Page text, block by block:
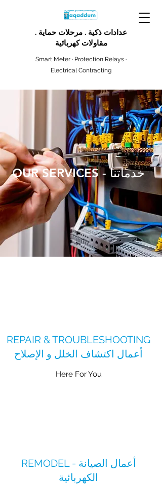
عدادات ذكية . مرحلات حماية .
مقاولات كهربائية
Smart Meter · Protection Relays ·
Electrical Contracting
OUR SERVICES - خدماتنا
REPAIR & TROUBLESHOOTING
أعمال اكتشاف الخلل و الإصلاح
Here For You
REMODEL - أعمال الصيانة
الكهربائية